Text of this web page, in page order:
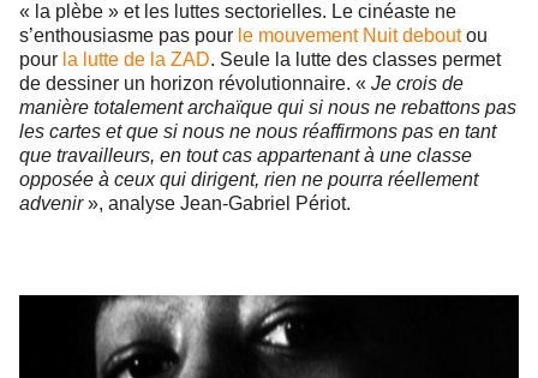
« la plèbe » et les luttes sectorielles. Le cinéaste ne
s’enthousiasme pas pour le mouvement Nuit deboutou
pour la lutte de la ZAD. Seule la lutte des classes permet
de dessiner un horizon révolutionnaire. « Je crois de
manière totalement archaïque qui si nous ne rebattons pas
les cartes et que si nous ne nous réaffirmons pas en tant
que travailleurs, en tout cas appartenant à une classe
opposée à ceux qui dirigent, rien ne pourra réellement
advenir», analyse Jean-Gabriel Périot.